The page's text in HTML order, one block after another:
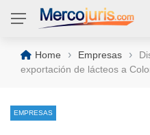
Home › Empresas ›
exportación de lácteos a
EMPRESAS